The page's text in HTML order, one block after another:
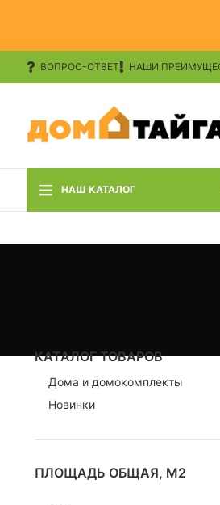
ВОПРОС-ОТВЕТ НАШИ
НАШ КАТАЛОГ
КАТАЛОГ ТОВАРОВ
Дома и домокомплекты
Новинки
ПЛОЩАДЬ ОБЩАЯ, М2